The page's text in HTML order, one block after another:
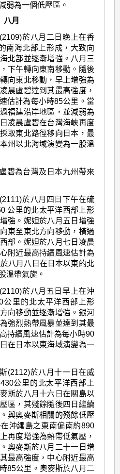
弱為一個低壓區。
八月
於八月二日晚上在香
南海北部上形成，大致向
北部並逐漸增強。八月三
下午轉向東南移動。隨後
向東北移動，早上增強為
晨盧碧達到其最高強度，
估計為每小時85公里。當
福建沿岸地區，並減弱為
凌晨盧碧在台灣海峽再度
取東北路徑移向日本，最
州以北海域演變為一股溫
碧為台灣及日本九州帶來
於八月四日下午在硫
公里的北太平洋西部上形
強。妮妲於八月五日增強
東至東北方向移動，橫過
部。妮妲於八月七日凌晨
附近最高持續風速估計為
八月八日在日本以東的北
溫帶氣旋。
於八月五日早上在沖
公里的北太平洋西部上形
向移動並逐漸增強。銀河
強烈熱帶風暴並達到其最
持續風速估計為每小時90
在日本以東海域演變為一
(2112)於八月十一日在威
公里的北太平洋西部上
斯於八月十六日在關島以
區，其殘餘隨後四日繼續
與奧麥斯相關的殘餘低壓
沖繩島之東南偏南約890
再度增強為熱帶低氣壓，
奧麥斯於八月二十一日增
最高強度，中心附近最高
85公里。奧麥斯於八月二